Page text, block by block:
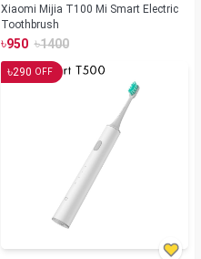
Xiaomi Mijia T100 Mi Smart Electric
Toothbrush
৳950 ৳1400
৳290 OFF